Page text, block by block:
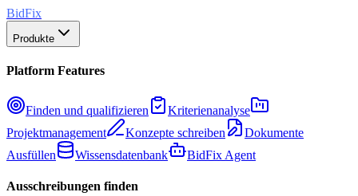
BidFix
Produkte
Platform Features
Finden und qualifizieren
Kriterienanalyse
Projektmanagement
Konzepte schreiben
Dokumente
Ausfüllen
Wissensdatenbank BidFix Agent
Ausschreibungen finden